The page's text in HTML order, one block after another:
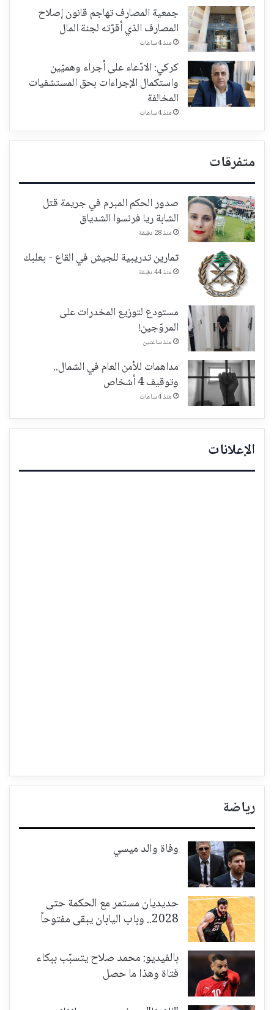
جمعية المصارف تهاجم قانون إصلاح
المصارف الذي أقرّته لجنة المال
منذ 4 ساعات
كركي: الادّعاء على أجراء وهميّين
واستكمال الإجراءات بحق المستشفيات
المخالفة
منذ 4 ساعات
متفرقات
صدور الحكم المبرم في جريمة قتل
الشابة ريا فرنسوا الشدياق
منذ 28 دقيقة
تمارين تدريبية للجيش في القاع - بعلبك
منذ 44 دقيقة
مستودع لتوزيع المخدرات على
المروّجين!
منذ ساعتين
مداهمات للأمن العام في الشمال..
وتوقيف 4 أشخاص
منذ 4 ساعات
الإعلانات
رياضة
وفاة والد ميسي
حديديان مستمر مع الحكمة حتى
2028.. وباب اليابان يبقى مفتوحاً
بالفيديو: محمد صلاح يتسبّب ببكاء
فتاة وهذا ما حصل